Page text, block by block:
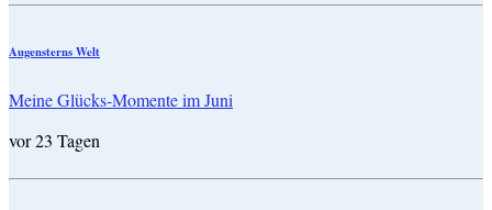
Augensterns Welt
Meine Glücks-Momente im Juni
vor 23 Tagen